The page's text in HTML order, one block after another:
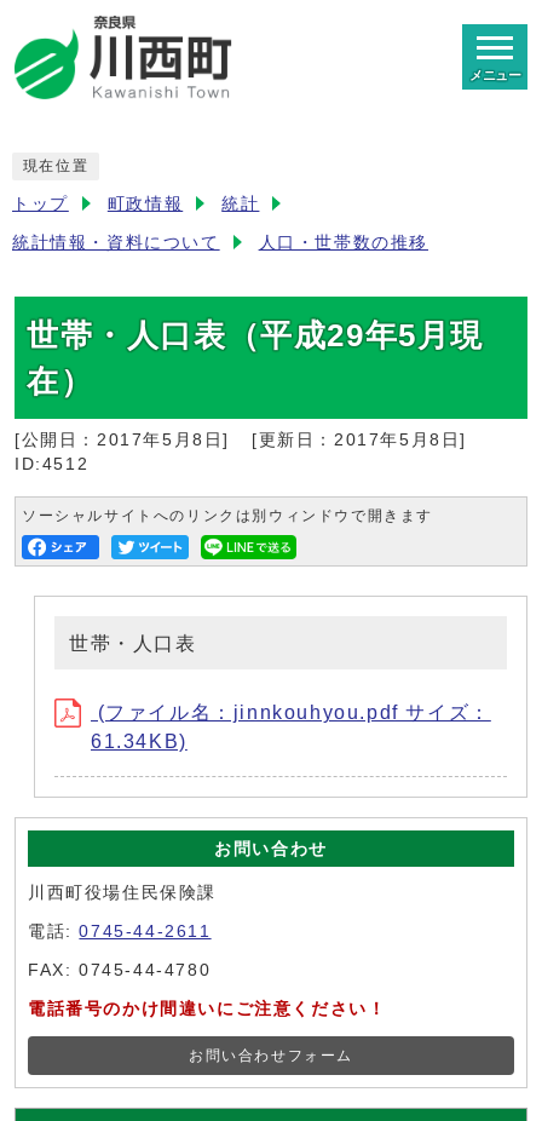
メニュー
現在位置
トップ 町政情報 統計
統計情報・資料について 人口・世帯数の推移
世帯・人口表（平成29年5月現
在）
[公開日： 2017年5月8日] [更新日： 2017年5月8日]
ID:4512
ソーシャルサイトへのリンクは別ウィンドウで開きます
世帯・人口表
(ファイル名：jinnkouhyou.pdf サイズ：
61.34KB)
お問い合わせ
川西町役場住民保険課
電話:0745-44-2611
FAX: 0745-44-4780
電話番号のかけ間違いにご注意ください！
お問い合わせフォーム